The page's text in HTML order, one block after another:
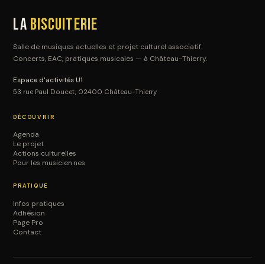
La Biscuiterie
Salle de musiques actuelles et projet culturel associatif.
Concerts, EAC, pratiques musicales — à Château-Thierry.
Espace d'activités U1
53 rue Paul Doucet, 02400 Château-Thierry
DÉCOUVRIR
Agenda
Le projet
Actions culturelles
Pour les musicien·nes
PRATIQUE
Infos pratiques
Adhésion
Page Pro
Contact